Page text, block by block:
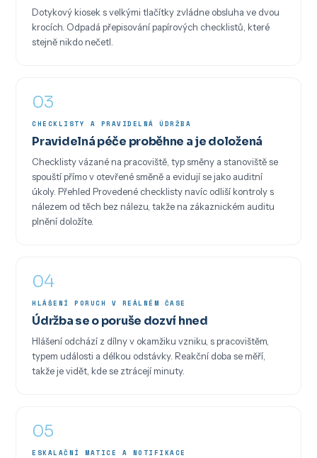
Dotykový kiosek s velkými tlačítky zvládne obsluha ve dvou
krocích. Odpadá přepisování papírových checklistů, které
stejně nikdo nečetl.
03
CHECKLISTY A PRAVIDELNÁ ÚDRŽBA
Pravidelná péče proběhne a je doložená
Checklisty vázané na pracoviště, typ směny a stanoviště se
spouští přímo v otevřené směně a evidují se jako auditní
úkoly. Přehled Provedené checklisty navíc odliší kontroly s
nálezem od těch bez nálezu, takže na zákaznickém auditu
plnění doložíte.
04
HLÁŠENÍ PORUCH V REÁLNÉM ČASE
Údržba se o poruše dozví hned
Hlášení odchází z dílny v okamžiku vzniku, s pracovištěm,
typem události a délkou odstávky. Reakční doba se měří,
takže je vidět, kde se ztrácejí minuty.
05
ESKALAČNÍ MATICE A NOTIFIKACE